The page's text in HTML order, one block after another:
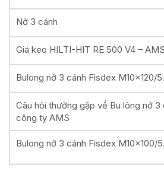
Nở 3 cánh
Giá keo HILTI-HIT RE 500 V4 – AMS
Bulong nở 3 cánh Fisdex M10x120/
Câu hỏi thường gặp về Bu lông nở
công ty AMS
Bulong nở 3 cánh Fisdex M10x100/